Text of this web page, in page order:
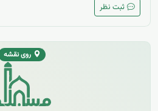
ثبت نظر
روی نقشه